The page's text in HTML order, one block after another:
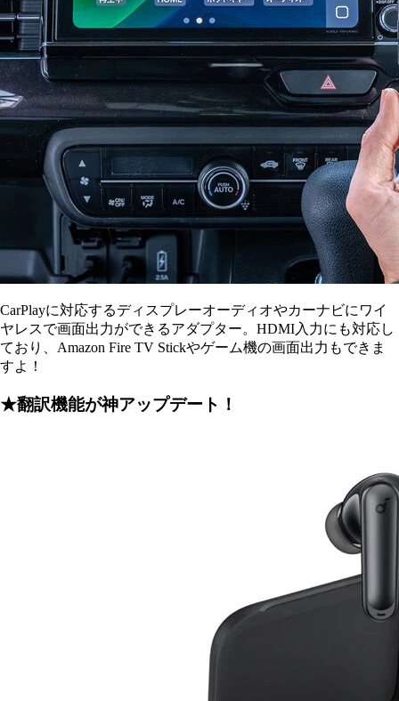
CarPlayに対応するディスプレーオーディオやカーナビにワイ
ヤレスで画面出力ができるアダプター。HDMI入力にも対応し
ており、Amazon Fire TV Stickやゲーム機の画面出力もできま
すよ！
★翻訳機能が神アップデート！